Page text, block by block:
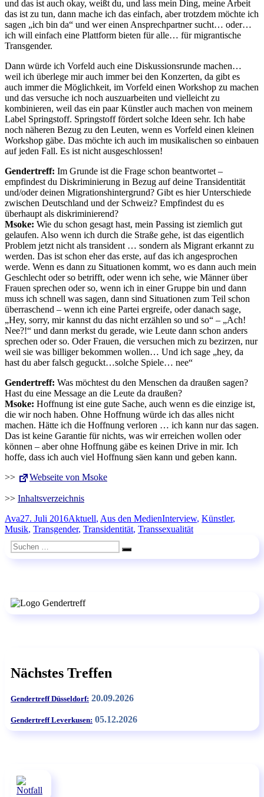
und das ist auch okay, weißt du, und lass mein Ding, meine Arbeit
das ist zu tun, dann mache ich das einfach, aber trotzdem möchte ich
sagen „ich bin da“ und wer einen Ansprechpartner sucht… oder…
ich will einfach eine Plattform bieten für alle… für migrantische
Transgender.
Dann würde ich Vorfeld auch eine Diskussionsrunde machen…
weil ich überlege mir auch immer bei den Konzerten, da gibt es
auch immer die Möglichkeit, im Vorfeld einen Workshop zu machen
und das versuche ich noch auszuarbeiten und vielleicht zu
kombinieren, weil das ein paar Künstler auch machen von meinem
Label Springstoff. Springstoff fördert solche Ideen sehr. Ich habe
noch näheren Bezug zu den Leuten, wenn es Vorfeld einen kleinen
Workshop gäbe. Das möchte ich auch im musikalischen so einbauen
auf jeden Fall. Es ist nicht ausgeschlossen!
Gendertreff: Im Grunde ist die Frage schon beantwortet –
empfindest du Diskriminierung in Bezug auf deine Transidentität
und/oder deinen Migrationshintergrund? Gibt es hier Unterschiede
zwischen Deutschland und der Schweiz? Empfindest du es
überhaupt als diskriminierend?
Msoke: Wie du schon gesagt hast, mein Passing ist ziemlich gut
gelaufen. Also wenn ich durch die Straße gehe, ist das eigentlich
Problem jetzt nicht als transident … sondern als Migrant erkannt zu
werden. Das ist schon eher das erste, auf das ich angesprochen
werde. Wenn es dann zu Situationen kommt, wo es dann auch mein
Geschlecht oder so betrifft, oder wenn ich sehe, wie Männer über
Frauen sprechen oder so, wenn ich in einer Gruppe bin und dann
muss ich schnell was sagen, dann sind Situationen zum Teil schon
überraschend – wenn ich eine Partei ergreife, oder danach sage,
„Hey, sorry, mir kannst du das nicht erzählen so und so“ – „Ach!
Nee?!“ und dann merkst du gerade, wie Leute dann schon anders
sprechen oder so. Oder Frauen, die versuchen mich zu bezirzen, nur
weil sie was billiger bekommen wollen… Und ich sage „hey, da
hast du aber falsch geguckt…solche Spiele… nee“
Gendertreff: Was möchtest du den Menschen da draußen sagen?
Hast du eine Message an die Leute da draußen?
Msoke: Hoffnung ist eine gute Sache, auch wenn es die einzige ist,
die wir noch haben. Ohne Hoffnung würde ich das alles nicht
machen. Hätte ich die Hoffnung verloren … ich kann nur das sagen.
Das ist keine Garantie für nichts, was wir erreichen wollen oder
können – aber ohne Hoffnung gäbe es keinen Drive in mir. Ich
hoffe, dass ich auch viel Hoffnung säen kann und geben kann.
>>
Webseite von Msoke
>> Inhaltsverzeichnis
Autor
AvaVeröffentlicht
am
27. Juli 2016Kategorien
Aktuell, Aus den MedienSchlagwörter
Interview, Künstler,
Musik, Transgender, Transidentität, Transsexualität
Suchen
nach:
Suchen
Nächstes Treffen
Gendertreff Düsseldorf: 20.09.2026
Gendertreff Leverkusen: 05.12.2026